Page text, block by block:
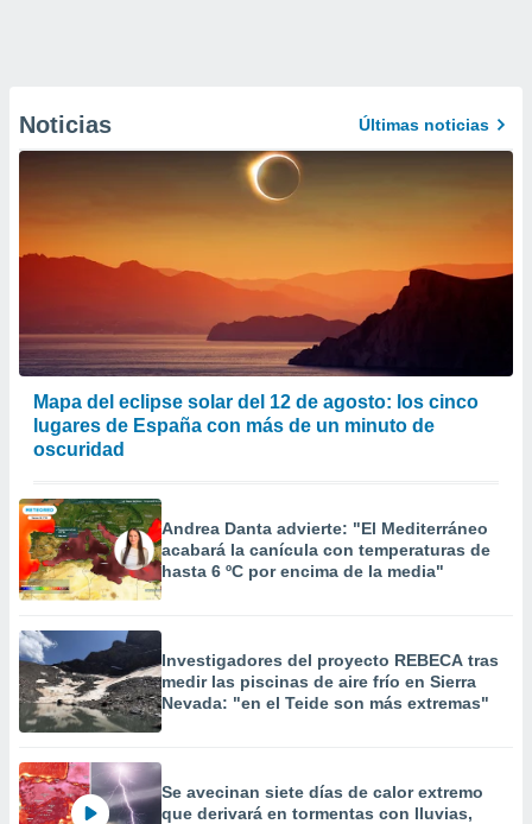
Noticias Últimas noticias
Mapa del eclipse solar del 12 de agosto: los cinco
lugares de España con más de un minuto de
oscuridad
Andrea Danta advierte: "El Mediterráneo
acabará la canícula con temperaturas de
hasta 6 ºC por encima de la media"
Investigadores del proyecto REBECA tras
medir las piscinas de aire frío en Sierra
Nevada: "en el Teide son más extremas"
Se avecinan siete días de calor extremo
que derivará en tormentas con lluvias,